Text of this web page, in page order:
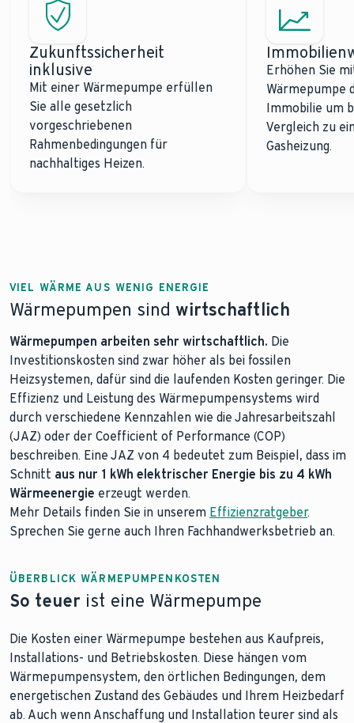
Zukunftssicherheit
inklusive
Mit einer Wärmepumpe erfüllen
Sie alle gesetzlich
vorgeschriebenen
Rahmenbedingungen für
nachhaltiges Heizen.
Erhöhen Sie
Wärmepumpe
Immobilie um
Vergleich zu
Gasheizung.
VIEL WÄRME AUS WENIG ENERGIE
Wärmepumpen sind wirtschaftlich
Wärmepumpen arbeiten sehr wirtschaftlich. Die
Investitionskosten sind zwar höher als bei fossilen
Heizsystemen, dafür sind die laufenden Kosten geringer. Die
Effizienz und Leistung des Wärmepumpensystems wird
durch verschiedene Kennzahlen wie die Jahresarbeitszahl
(JAZ) oder der Coefficient of Performance (COP)
beschreiben. Eine JAZ von 4 bedeutet zum Beispiel, dass im
Schnitt aus nur 1 kWh elektrischer Energie bis zu 4 kWh
Wärmeenergie erzeugt werden.
Mehr Details finden Sie in unserem Effizienzratgeber.
Sprechen Sie gerne auch Ihren Fachhandwerksbetrieb an.
ÜBERBLICK WÄRMEPUMPENKOSTEN
So teuer ist eine Wärmepumpe
Die Kosten einer Wärmepumpe bestehen aus Kaufpreis,
Installations- und Betriebskosten. Diese hängen vom
Wärmepumpensystem, den örtlichen Bedingungen, dem
energetischen Zustand des Gebäudes und Ihrem Heizbedarf
ab. Auch wenn Anschaffung und Installation teurer sind als